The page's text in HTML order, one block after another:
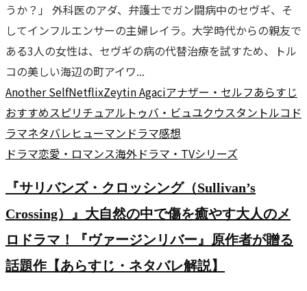
うか？」 外科医のアダ、弁護士でガン闘病中のセヴギ、そ
してインフルエンサーの主婦レイラ。大学時代からの親友で
ある3人の女性は、セヴギの病の代替治療を試すため、トル
コの美しい海辺の町アイワ...
Another SelfNetflixZeytin Agaciアナザー・セルフあらすじ
おすすめスピリチュアル トゥバ・ビュユクウスタン トルコド
ラマネタバレヒューマンドラマ感想
ドラマ恋愛・ロマンス海外ドラマ・TVシリーズ
『サリバンズ・クロッシング（Sullivan’s
Crossing）』大自然の中で傷を癒やす大人のメ
ロドラマ！『ヴァージンリバー』原作者が贈る
話題作【あらすじ・ネタバレ解説】